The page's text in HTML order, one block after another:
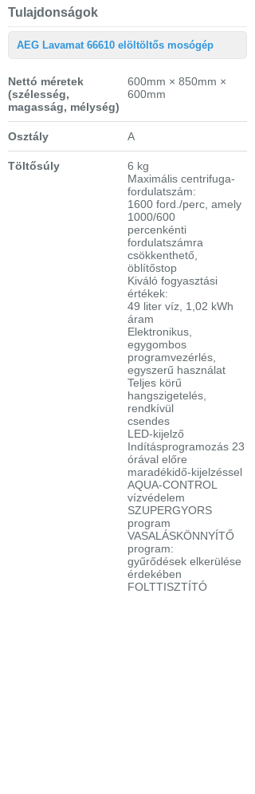
Tulajdonságok
AEG Lavamat 66610 elöltöltős mosógép
Nettó méretek
(szélesség,
magasság, mélység)
600mm × 850mm ×
600mm
Osztály A
Töltősúly
6 kg
Maximális centrifuga-
fordulatszám:
1600 ford./perc, amely
1000/600
percenkénti
fordulatszámra
csökkenthető,
öblítőstop
Kiváló fogyasztási
értékek:
49 liter víz, 1,02 kWh
áram
Elektronikus,
egygombos
programvezérlés,
egyszerű használat
Teljes körű
hangszigetelés,
rendkívül
csendes
LED-kijelző
Indításprogramozás 23
órával előre
maradékidő-kijelzéssel
AQUA-CONTROL
vízvédelem
SZUPERGYORS
program
VASALÁSKÖNNYÍTŐ
program:
gyűrődések elkerülése
érdekében
FOLTTISZTÍTÓ